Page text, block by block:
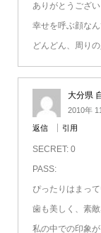
ありがとうござい
幸せを呼ぶ顔な
どんどん、周り
大分県
2010年
返信 引用
SECRET: 0
PASS:
ぴったりはまっ
歯も美しく、素
私の中での印象